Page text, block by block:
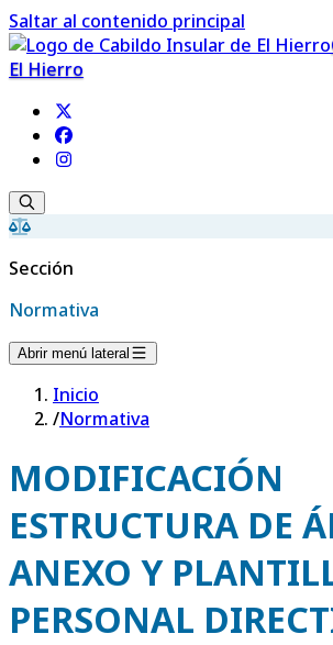
Saltar al contenido principal
El Hierro
Sección
Normativa
Abrir menú lateral
Inicio
/Normativa
MODIFICACIÓN
ESTRUCTURA DE
ANEXO Y
PERSONAL